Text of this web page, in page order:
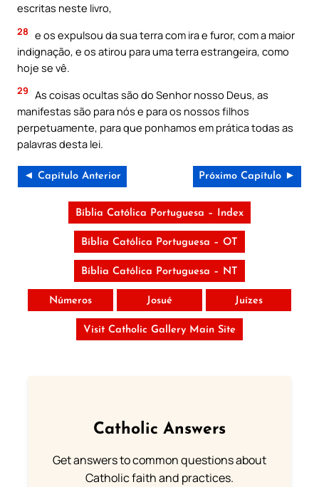
escritas neste livro,
28 e os expulsou da sua terra com ira e furor, com a maior
indignação, e os atirou para uma terra estrangeira, como
hoje se vê.
29 As coisas ocultas são do Senhor nosso Deus, as
manifestas são para nós e para os nossos filhos
perpetuamente, para que ponhamos em prática todas as
palavras desta lei.
◄ Capítulo Anterior Próximo Capítulo ►
Bíblia Católica Portuguesa – Index
Bíblia Católica Portuguesa – OT
Bíblia Católica Portuguesa – NT
Números Josué Juízes
Visit Catholic Gallery Main Site
Catholic Answers
Get answers to common questions about
Catholic faith and practices.